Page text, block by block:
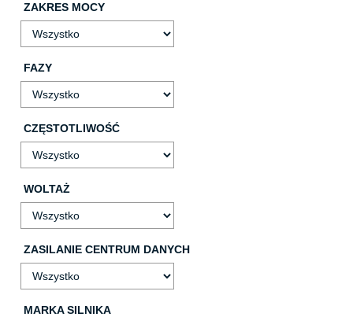
ZAKRES MOCY
FAZY
CZĘSTOTLIWOŚĆ
WOLTAŻ
ZASILANIE CENTRUM DANYCH
MARKA SILNIKA